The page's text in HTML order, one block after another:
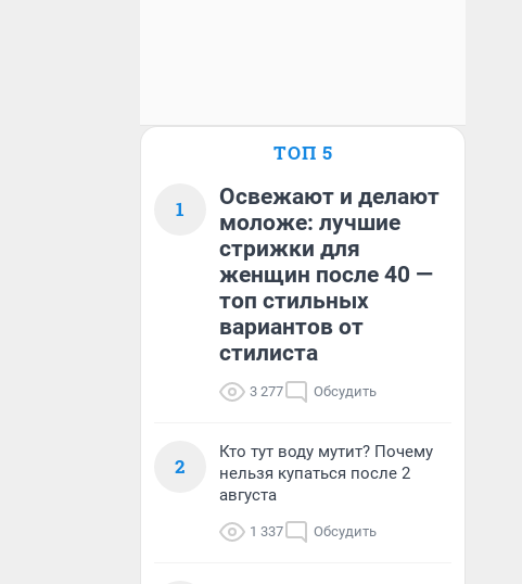
ТОП 5
1
Освежают и делают
моложе: лучшие
стрижки для
женщин после 40 —
топ стильных
вариантов от
стилиста
3 277 Обсудить
2
Кто тут воду мутит? Почему
нельзя купаться после 2
августа
1 337 Обсудить